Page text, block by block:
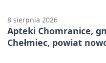
8 sierpnia 2026
Apteki Chomranice,
Chełmiec, powiat